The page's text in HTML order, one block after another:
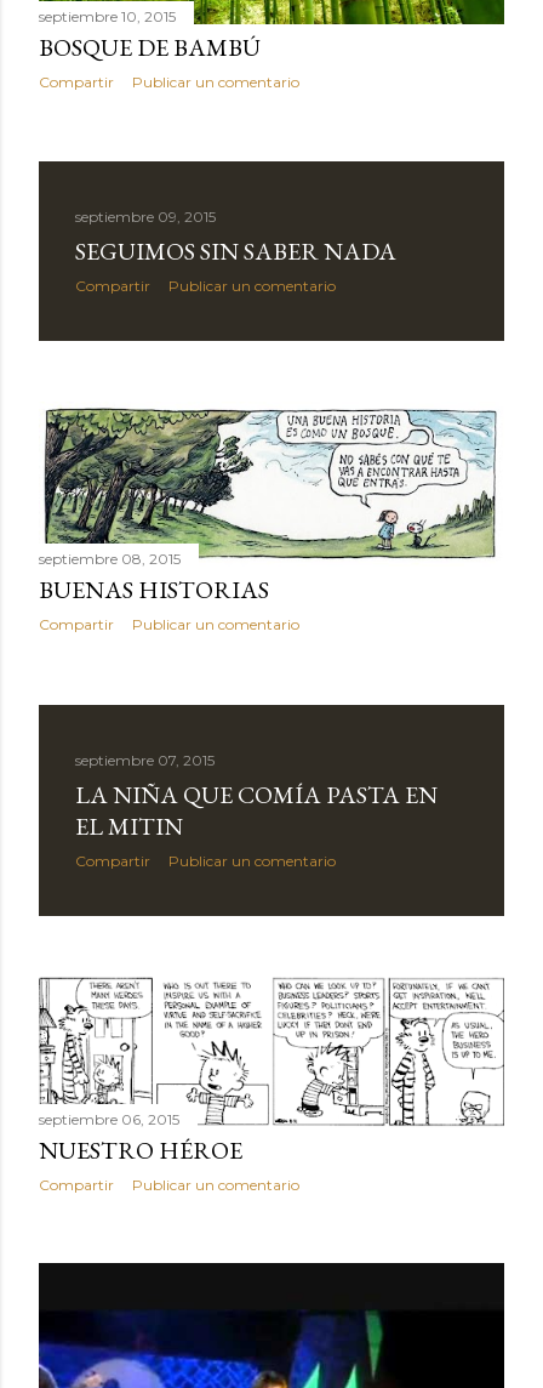
septiembre 10, 2015
BOSQUE DE BAMBÚ
Compartir Publicar un comentario
septiembre 09, 2015
SEGUIMOS SIN SABER NADA
Compartir Publicar un comentario
septiembre 08, 2015
BUENAS HISTORIAS
Compartir Publicar un comentario
septiembre 07, 2015
LA NIÑA QUE COMÍA PASTA EN
EL MITIN
Compartir Publicar un comentario
septiembre 06, 2015
NUESTRO HÉROE
Compartir Publicar un comentario